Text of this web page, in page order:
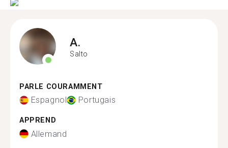
A.
Salto
PARLE COURAMMENT
Espagnol Portugais
APPREND
Allemand